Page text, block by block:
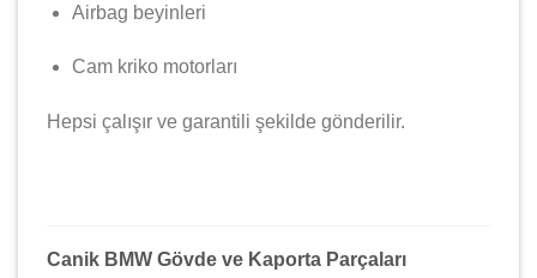
Airbag beyinleri
Cam kriko motorları
Hepsi çalışır ve garantili şekilde gönderilir.
Canik BMW Gövde ve Kaporta Parçaları